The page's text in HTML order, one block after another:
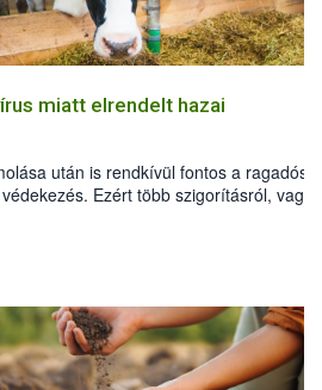
miatt elrendelt hazai
után is rendkívül fontos a ragadós
Ezért több szigorításról, vagy
a hatóság a már felszámolt telepek
valamint további korlátozás alá
továbbra is csak zártan tarthatók,
(pl. nyírás. körmölés), az állatok csak
vágóhídra, és a kilőtt vadak is csak
feldolgozhatóak.